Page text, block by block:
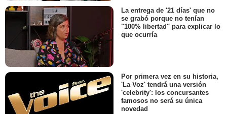
La entrega de '21 días' que no
se grabó porque no tenían
"100% libertad" para explicar lo
que ocurría
Por primera vez en su historia,
'La Voz' tendrá una versión
'celebrity': los concursantes
famosos no será su única
novedad